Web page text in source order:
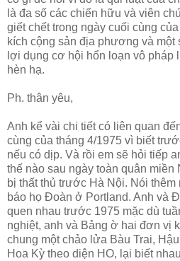
là đa số các chiến hữu và viên
giết chết trong ngày cuối cùng
kích cộng sản địa phương và một
lợi dụng cơ hội hổn loạn vô pháp
hèn hạ.
Ph. thân yêu,
Anh kể vài chi tiết có liên quan
cùng của tháng 4/1975 vì biết
nếu có dịp. Và rồi em sẽ hỏi tiếp
thế nào sau ngày toàn quân miền
bị thất thủ trước Hà Nội. Nói thêm
báo họ Đoàn ở Portland. Anh và
quen nhau trước 1975 mặc dù
nghiệt, anh và Bảng ờ hai đơn vị
chung một chảo lửa Bàu Trai,
Hoa Kỳ theo diện HO, lại biết